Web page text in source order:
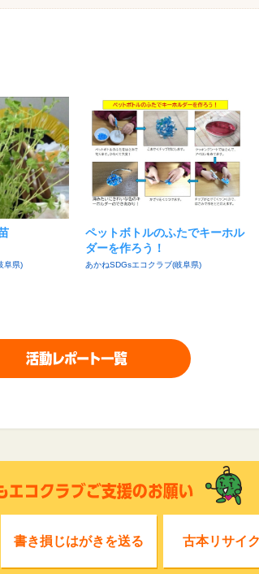
阜県)
ペットボトルのふたでキーホル
ダーを作ろう！
あかねSDGsエコクラブ(岐阜県)
書き損じはがきを送る 古本リサイ